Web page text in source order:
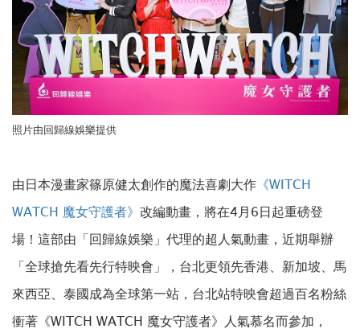
照片由回歸線娛樂提供
由日本漫畫家篠原健太創作的魔法喜劇大作 《WITCH
WATCH 魔女守護者》 改編動畫，將在4月6日起重磅登
場！這部由「回歸線娛樂」代理的超人氣動畫，近期舉辦
「全球搶先看先行特映會」，台北更領先香港、新加坡、馬
來西亞、泰國成為全球第一站，台北站特映會超過百名粉絲
衝著《WITCH WATCH 魔女守護者》人氣慕名而參加，